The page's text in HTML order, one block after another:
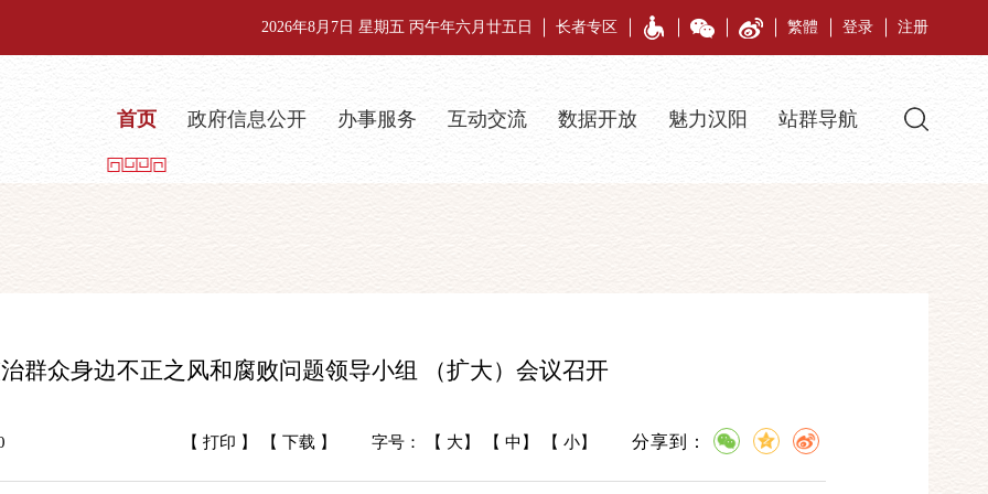
2026年8月7日 星期五 丙午年六月廿五日 长者专区 繁體 登录 注册
首页 政府信息公开 办事服务 互动交流 数据开放 魅力汉阳 站群导航
群众身边不正之风和腐败问题领导小组 （扩大）会议召开
【 打印 】 【 下载 】 字号： 【 大】 【中 】 【小】 分享到：